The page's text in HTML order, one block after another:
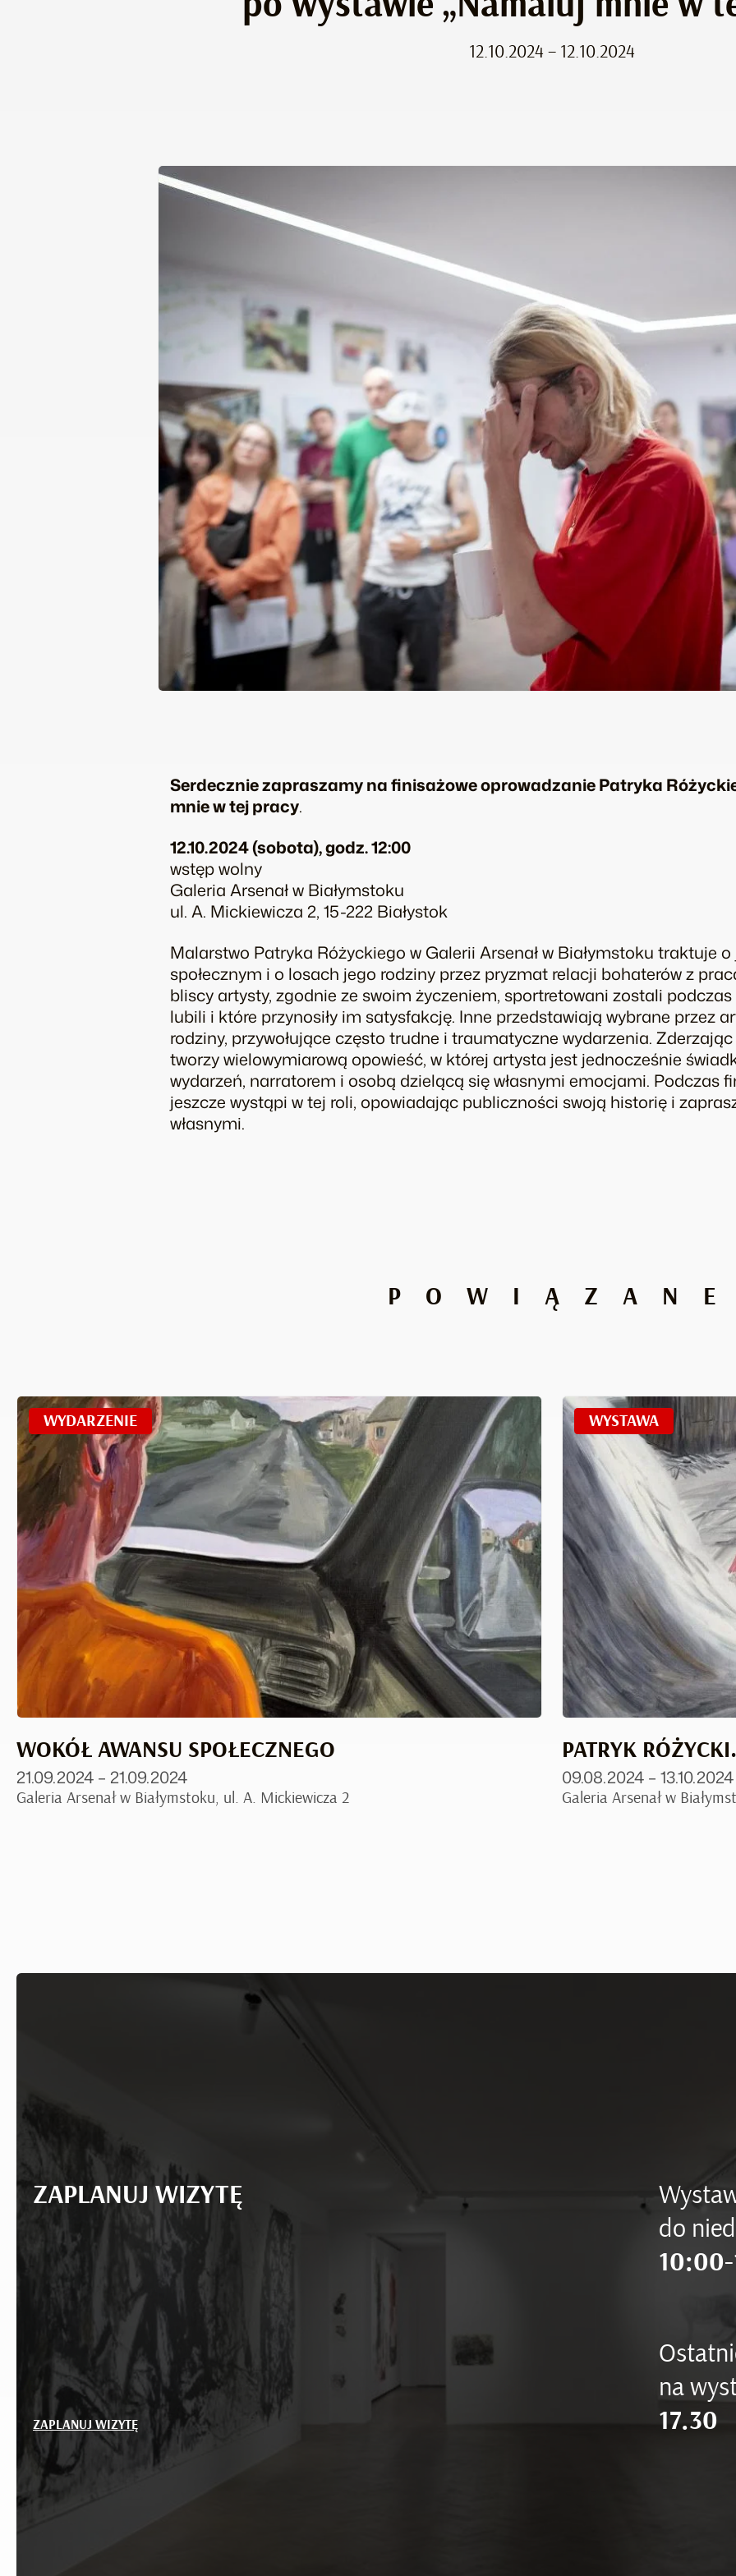
12.10.2024 – 12.10.2024
Serdecznie zapraszamy na finisażowe oprowadzanie Patryka
mnie w tej pracy.
12.10.2024 (sobota), godz. 12:00
wstęp wolny
Galeria Arsenał w Białymstoku
ul. A. Mickiewicza 2, 15-222 Białystok
Malarstwo Patryka Różyckiego w Galerii Arsenał w Białymstoku traktuje
społecznym i o losach jego rodziny przez pryzmat relacji bohaterów z
bliscy artysty, zgodnie ze swoim życzeniem, sportretowani zostali
lubili i które przynosiły im satysfakcję. Inne przedstawiają wybrane przez
rodziny, przywołujące często trudne i traumatyczne wydarzenia.
tworzy wielowymiarową opowieść, w której artysta jest jednocześnie
wydarzeń, narratorem i osobą dzielącą się własnymi emocjami. Podczas
jeszcze wystąpi w tej roli, opowiadając publiczności swoją historię i
własnymi.
WYDARZENIE
WOKÓŁ AWANSU SPOŁECZNEGO
21.09.2024 – 21.09.2024
Galeria Arsenał w Białymstoku, ul. A. Mickiewicza 2
WYSTAWA
PATRYK
09.08.2024 – 13.10.2024
Galeria Arsenał w
ZAPLANUJ WIZYTĘ
do
na
17.30
ZAPLANUJ WIZYTĘ